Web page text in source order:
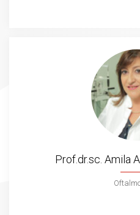
Prof.dr.sc. Amila